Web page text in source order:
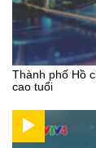
Thành phố Hồ
cao tuổi